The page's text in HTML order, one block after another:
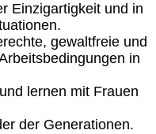
Einzigartigkeit und in
gewaltfreie und
in
lernen mit Frauen
der Generationen.